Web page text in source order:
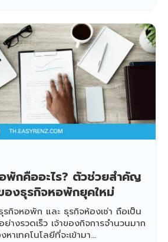
พักคืออะไร? ตัวช่วยสำคัญ
องธุรกิจหอพักยุคใหม่
รกิจหอพัก และ ธุรกิจห้องเช่า ถือเป็น
างรวดเร็ว เจ้าของกิจการจำนวนมาก
หาเทคโนโลยีที่จะเข้ามา...